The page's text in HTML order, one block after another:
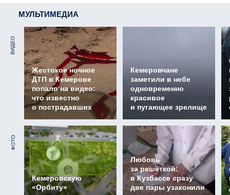
МУЛЬТИМЕДИА
ВИДЕО
Жестокое ночное
ДТП в Кемерове
попало на видео:
что известно
о пострадавших
Кемеровчане
заметили в небе
одновременно
красивое
и пугающее зрелище
ФОТО
Кемеровскую
«Орбиту»
Любовь
за решёткой:
в Кузбассе сразу
две пары узаконили